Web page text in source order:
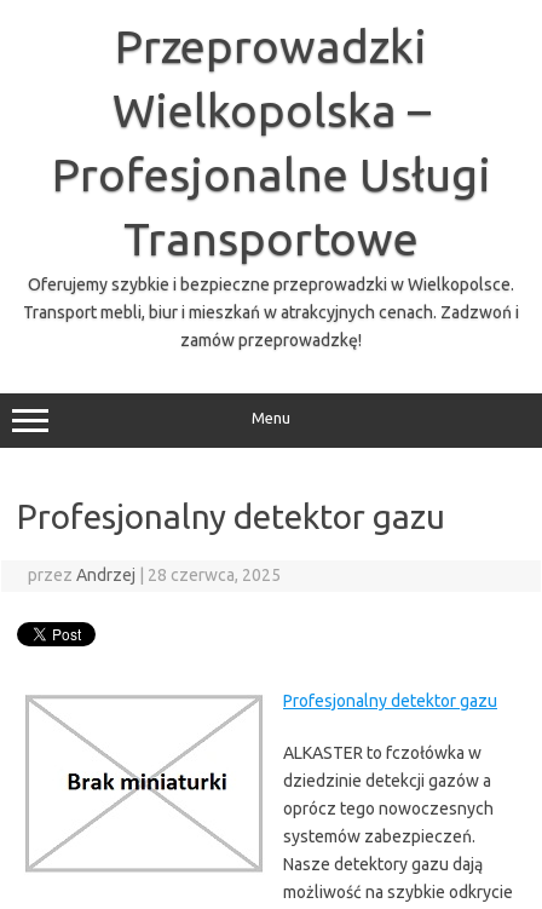
Przeprowadzki
Wielkopolska –
Profesjonalne Usługi
Transportowe
Oferujemy szybkie i bezpieczne przeprowadzki w Wielkopolsce.
Transport mebli, biur i mieszkań w atrakcyjnych cenach. Zadzwoń i
zamów przeprowadzkę!
Menu
Profesjonalny detektor gazu
przez Andrzej 28 czerwca, 2025
Profesjonalny detektor gazu
ALKASTER to fczołówka w
dziedzinie detekcji gazów a
oprócz tego nowoczesnych
systemów zabezpieczeń.
Nasze detektory gazu dają
możliwość na szybkie odkrycie